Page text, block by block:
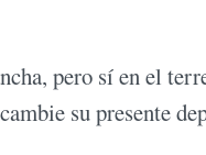
pero sí en el
su presente